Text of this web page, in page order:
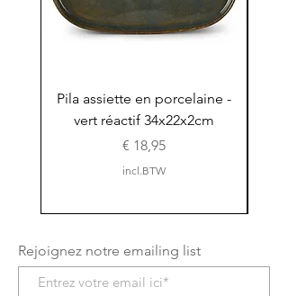
Pila assiette en porcelaine -
vert réactif 34x22x2cm
Prijs
€ 18,95
incl.BTW
Rejoignez notre emailing list